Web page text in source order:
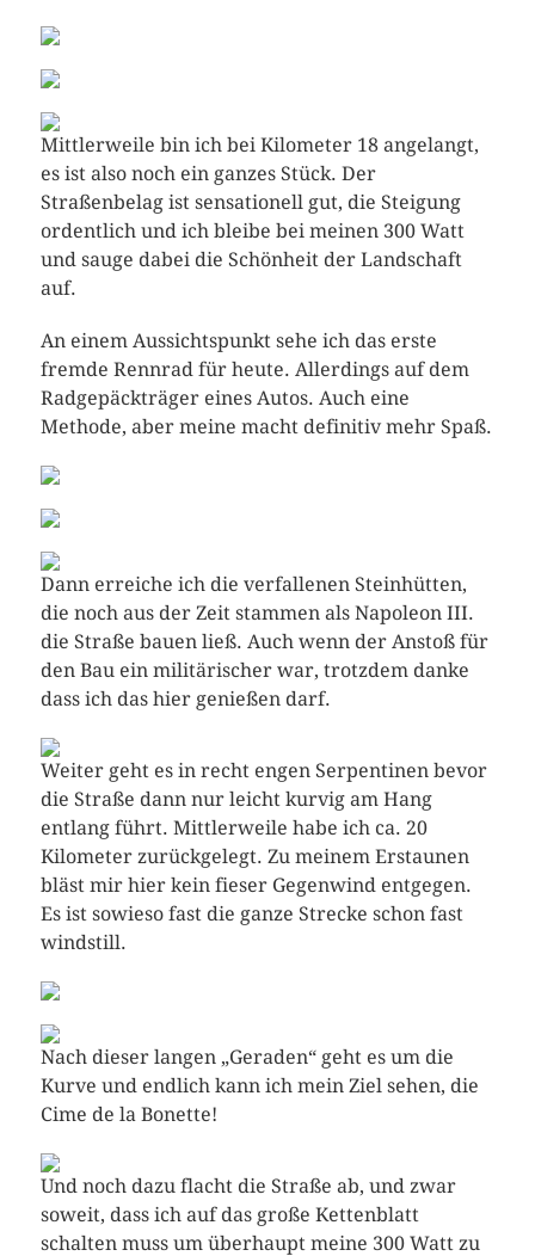
Mittlerweile bin ich bei Kilometer 18 angelangt,
es ist also noch ein ganzes Stück. Der
Straßenbelag ist sensationell gut, die Steigung
ordentlich und ich bleibe bei meinen 300 Watt
und sauge dabei die Schönheit der Landschaft
auf.
An einem Aussichtspunkt sehe ich das erste
fremde Rennrad für heute. Allerdings auf dem
Radgepäckträger eines Autos. Auch eine
Methode, aber meine macht definitiv mehr Spaß.
Dann erreiche ich die verfallenen Steinhütten,
die noch aus der Zeit stammen als Napoleon III.
die Straße bauen ließ. Auch wenn der Anstoß für
den Bau ein militärischer war, trotzdem danke
dass ich das hier genießen darf.
Weiter geht es in recht engen Serpentinen bevor
die Straße dann nur leicht kurvig am Hang
entlang führt. Mittlerweile habe ich ca. 20
Kilometer zurückgelegt. Zu meinem Erstaunen
bläst mir hier kein fieser Gegenwind entgegen.
Es ist sowieso fast die ganze Strecke schon fast
windstill.
Nach dieser langen „Geraden“ geht es um die
Kurve und endlich kann ich mein Ziel sehen, die
Cime de la Bonette!
Und noch dazu flacht die Straße ab, und zwar
soweit, dass ich auf das große Kettenblatt
schalten muss um überhaupt meine 300 Watt zu